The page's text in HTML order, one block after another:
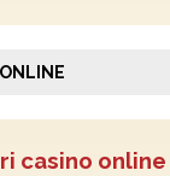
casino online